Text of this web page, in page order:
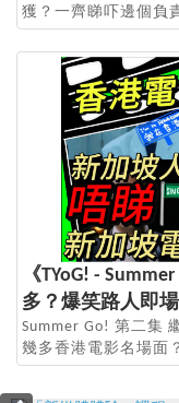
獲？一齊睇吓邊個負
《TYoG! -
多？爆笑路人即
Summer Go! 第二集
幾多香港電影名場面